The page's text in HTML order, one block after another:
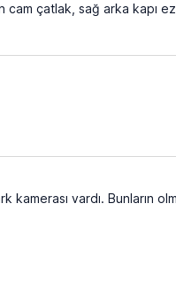
cam çatlak, sağ arka kapı
vardı. Bunların